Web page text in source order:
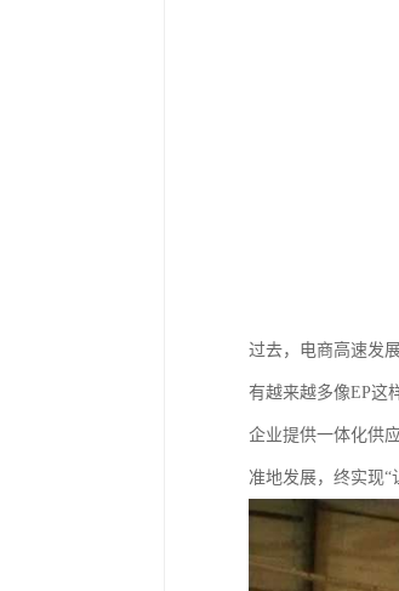
过去，电商高速发
有越来越多像EP这
企业提供一体化供
准地发展，终实现“